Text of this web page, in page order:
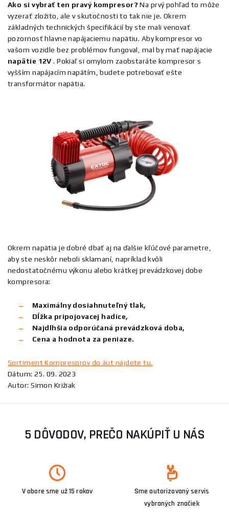
Ako si vybrať ten pravý kompresor? Na prvý pohľad to môže
vyzerať zložito, ale v skutočnosti to tak nie je. Okrem
základných technických špecifikácií by ste mali venovať
pozornosť hlavne napájaciemu napätiu. Aby kompresor vo
vašom vozidle bez problémov fungoval, mal by mať napájacie
napätie 12V. Pokiaľ si omylom zaobstaráte kompresor s
vyšším napájacím napätím, budete potrebovať ešte
transformátor napätia.
Okrem napätia je dobré dbať aj na ďalšie kľúčové parametre,
aby ste neskôr neboli sklamaní, napríklad kvôli
nedostatočnému výkonu alebo krátkej prevádzkovej dobe
kompresora:
Maximálny dosiahnuteľný tlak,
Dĺžka pripojovacej hadice,
Najdlhšia odporúčaná prevádzková doba,
Cena a hodnota za peniaze.
Sortiment Kompresorov do áut nájdete tu.
Dátum: 25. 09. 2023
Autor: Simon Križiak
5 DÔVODOV, PREČO NAKÚPIŤ U NÁS
V obore sme už 15 rokov
Sme autorizovaný servis
vybraných značiek